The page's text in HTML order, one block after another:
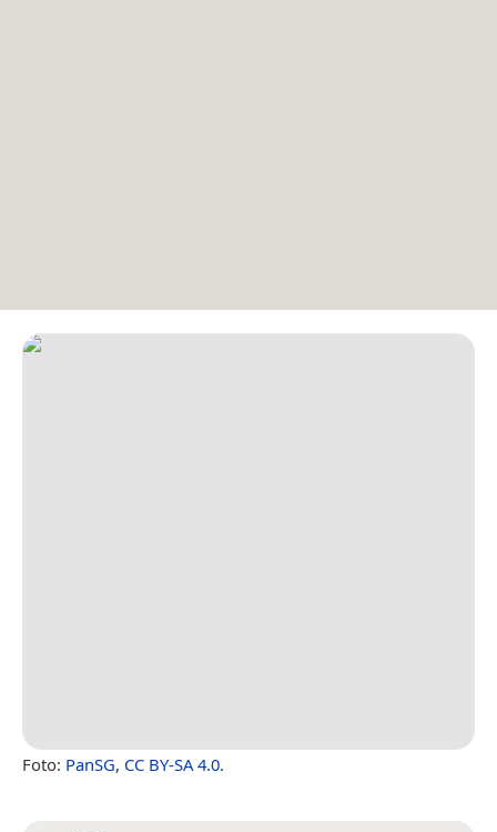
Foto: PanSG, CC BY-SA 4.0.